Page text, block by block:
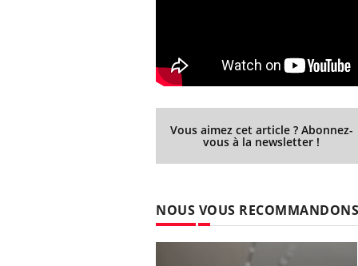
Vous aimez cet article ? Abonnez-
vous à la newsletter !
NOUS VOUS RECOMMANDONS